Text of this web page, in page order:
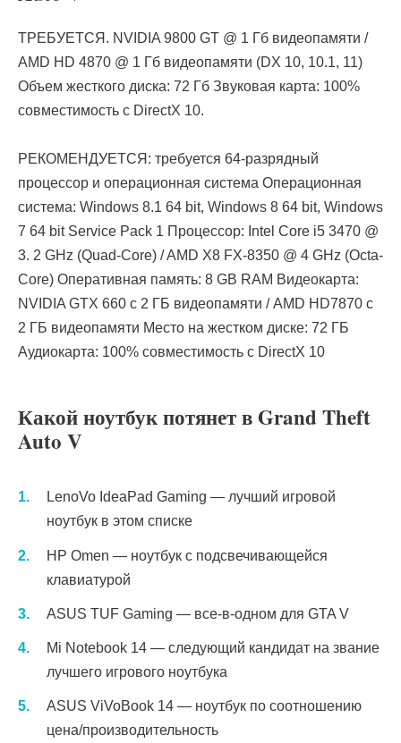
ТРЕБУЕТСЯ. NVIDIA 9800 GT @ 1 Гб видеопамяти /
AMD HD 4870 @ 1 Гб видеопамяти (DX 10, 10.1, 11)
Объем жесткого диска: 72 Гб Звуковая карта: 100%
совместимость с DirectX 10.
РЕКОМЕНДУЕТСЯ: требуется 64-разрядный
процессор и операционная система Операционная
система: Windows 8.1 64 bit, Windows 8 64 bit, Windows
7 64 bit Service Pack 1 Процессор: Intel Core i5 3470 @
3. 2 GHz (Quad-Core) / AMD X8 FX-8350 @ 4 GHz (Octa-
Core) Оперативная память: 8 GB RAM Видеокарта:
NVIDIA GTX 660 с 2 ГБ видеопамяти / AMD HD7870 с
2 ГБ видеопамяти Место на жестком диске: 72 ГБ
Аудиокарта: 100% совместимость с DirectX 10
Какой ноутбук потянет в Grand Theft
Auto V
LenoVo IdeaPad Gaming — лучший игровой
ноутбук в этом списке
HP Omen — ноутбук с подсвечивающейся
клавиатурой
ASUS TUF Gaming — все-в-одном для GTA V
Mi Notebook 14 — следующий кандидат на звание
лучшего игрового ноутбука
ASUS ViVoBook 14 — ноутбук по соотношению
цена/производительность